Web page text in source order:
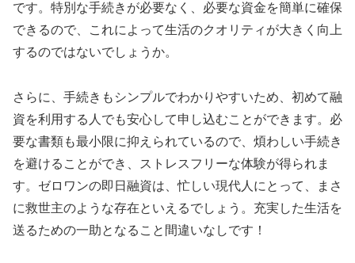
です。特別な手続きが必要なく、必要な資金を簡単に確保
できるので、これによって生活のクオリティが大きく向上
するのではないでしょうか。
さらに、手続きもシンプルでわかりやすいため、初めて融
資を利用する人でも安心して申し込むことができます。必
要な書類も最小限に抑えられているので、煩わしい手続き
を避けることができ、ストレスフリーな体験が得られま
す。ゼロワンの即日融資は、忙しい現代人にとって、まさ
に救世主のような存在といえるでしょう。充実した生活を
送るための一助となること間違いなしです！